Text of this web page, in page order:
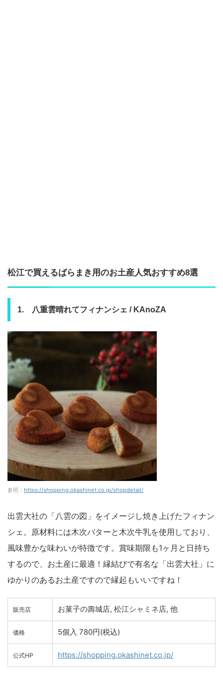
松江で買えるばらまき用のお土産人気おすすめ8選
1. 八重雲晴れてフィナンシェ / KAnoZA
参照： https://shopping.okashinet.co.jp/shopdetail/
出雲大社の「八雲の図」をイメージし焼き上げたフィナン
シェ。原材料には木次バターと木次牛乳を使用しており、
風味豊かな味わいが特徴です。賞味期限も1ヶ月と日持ち
するので、お土産に最適！縁結びで有名な「出雲大社」に
ゆかりのあるお土産ですので縁起もいいですね！
販売店 お菓子の壽城店, 松江シャミネ店, 他
価格 5個入 780円(税込)
公式HP https://shopping.okashinet.co.jp/